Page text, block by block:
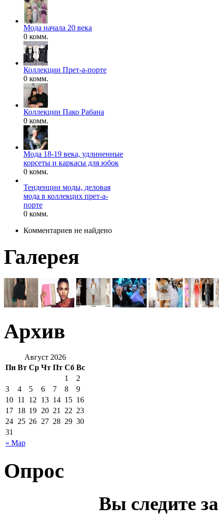
Мода начала 20 века
0 комм.
Коллекции Прет-а-порте
0 комм.
Коллекции Пако Рабана
0 комм.
Мода 18-19 века, удлиненные
корсеты и каркасы для юбок
0 комм.
Тенденции моды, деловая
мода в коллекцих прет-а-
порте
0 комм.
Комментариев не найдено
Галерея
Архив
Август 2026
Пн Вт Ср Чт Пт Сб Вс
« Мар
1
2
3
4 5 6 7 8
9
10 11 12 13 14 15 16
17 18 19 20 21 22 23
24 25 26 27 28 29 30
31
Опрос
Вы следите